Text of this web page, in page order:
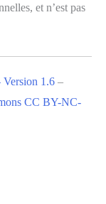
et n’est pas
Version 1.6 –
CC BY-NC-